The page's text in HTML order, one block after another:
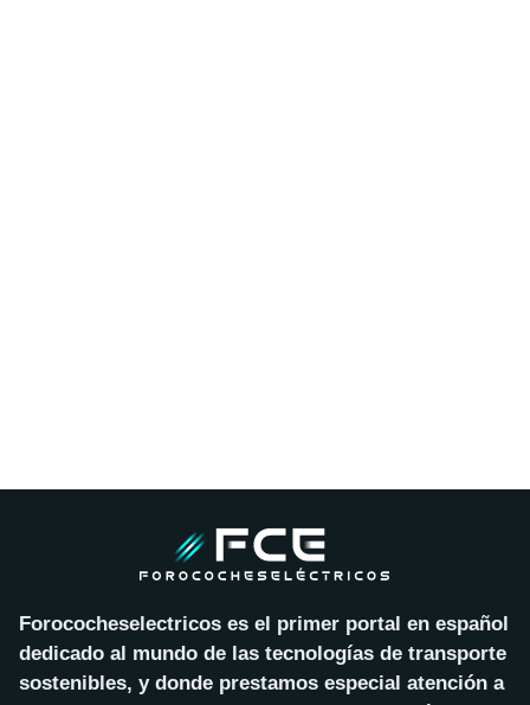
Forococheselectricos es el primer portal en español
dedicado al mundo de las tecnologías de transporte
sostenibles, y donde prestamos especial atención a